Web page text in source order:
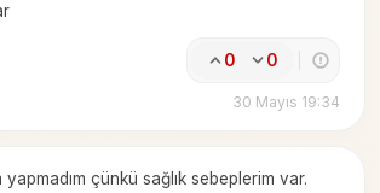
0 0
30 Mayıs 19:34
yapmadım çünkü sağlık sebeplerim var.